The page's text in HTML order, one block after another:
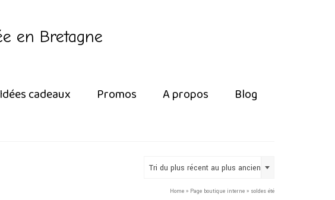
en Bretagne
Idées cadeaux Promos A propos
Blog
Tri du plus récent au plus ancien
Home » Page boutique interne » soldes été